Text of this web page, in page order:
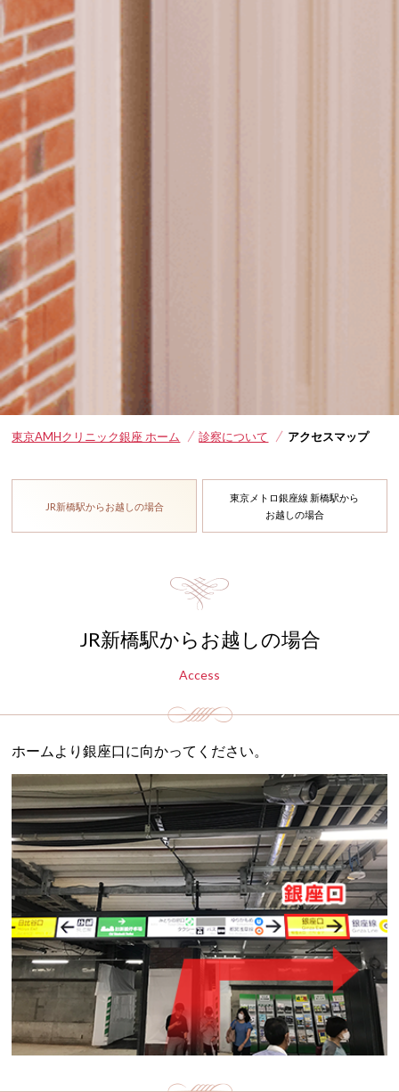
東京AMHクリニック銀座 ホーム 診察について アクセスマップ
JR新橋駅からお越しの場合
東京メトロ銀座線 新橋駅から
お越しの場合
JR新橋駅からお越しの場合
Access
ホームより銀座口に向かってください。